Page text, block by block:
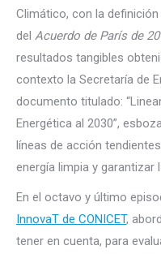
Climático, con la
del Acuerdo de París de
resultados tangibles
contexto la Secretaría de
documento titulado:
Energética al 2030”,
líneas de acción
energía limpia y garantizar
En el octavo y último
InnovaT de CONICET,
tener en cuenta, para